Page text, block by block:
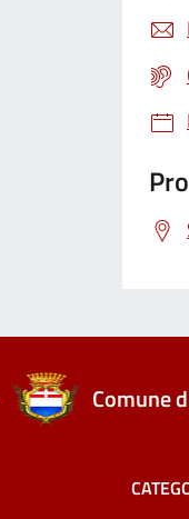
Comune